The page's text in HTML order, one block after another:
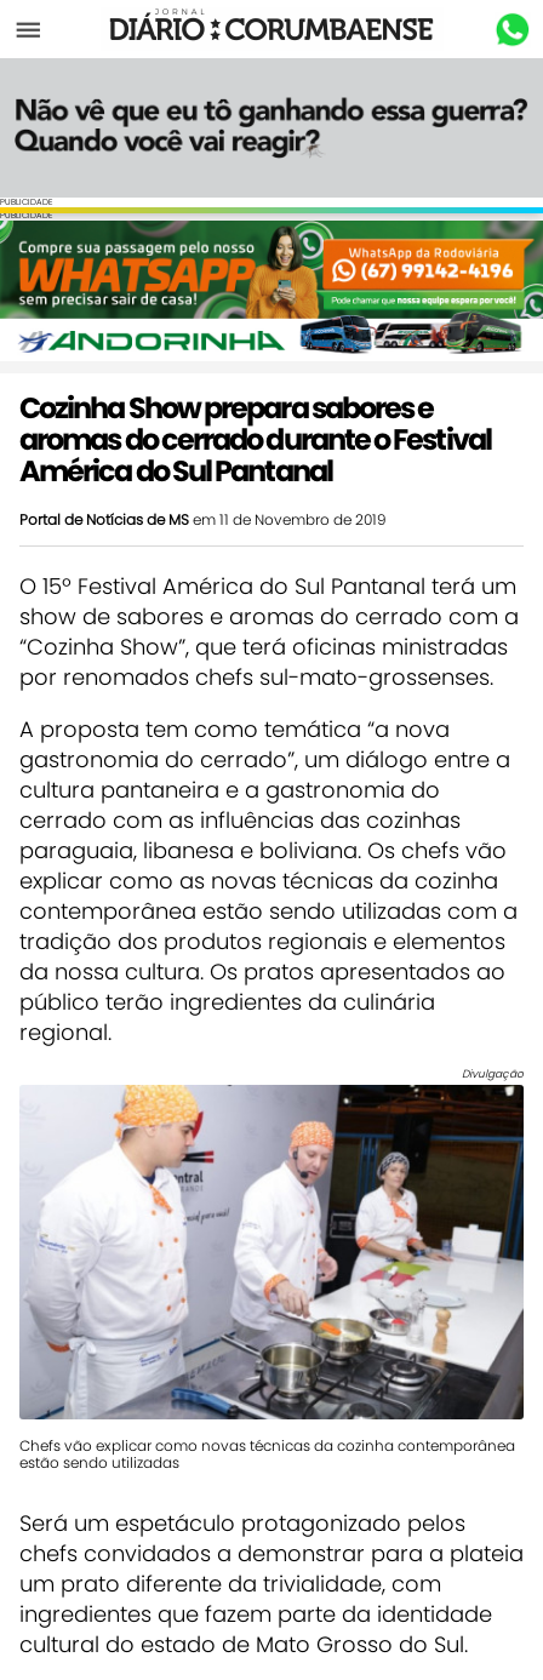
Menu
PUBLICIDADE
PUBLICIDADE
Cozinha Show prepara sabores e
aromas do cerrado durante o Festival
América do Sul Pantanal
Portal de Notícias de MSem 11 de Novembro de 2019
O 15º Festival América do Sul Pantanal terá um
show de sabores e aromas do cerrado com a
“Cozinha Show”, que terá oficinas ministradas
por renomados chefs sul-mato-grossenses.
A proposta tem como temática “a nova
gastronomia do cerrado”, um diálogo entre a
cultura pantaneira e a gastronomia do
cerrado com as influências das cozinhas
paraguaia, libanesa e boliviana. Os chefs vão
explicar como as novas técnicas da cozinha
contemporânea estão sendo utilizadas com a
tradição dos produtos regionais e elementos
da nossa cultura. Os pratos apresentados ao
público terão ingredientes da culinária
regional.
Divulgação
Chefs vão explicar como novas técnicas da cozinha contemporânea
estão sendo utilizadas
Será um espetáculo protagonizado pelos
chefs convidados a demonstrar para a plateia
um prato diferente da trivialidade, com
ingredientes que fazem parte da identidade
cultural do estado de Mato Grosso do Sul.